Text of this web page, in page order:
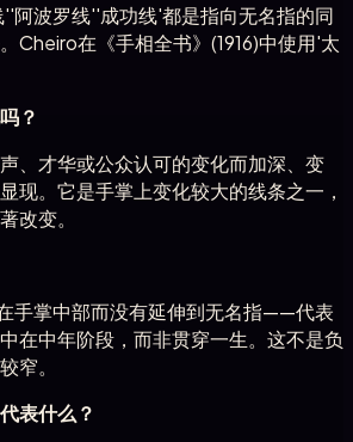
阿波罗线''成功线'都是指向无名指的同
Cheiro在《手相全书》(1916)中使用'太
？
、才华或公众认可的变化而加深、变
现。它是手掌上变化较大的线条之一，
改变。
手掌中部而没有延伸到无名指——代表
在中年阶段，而非贯穿一生。这不是负
窄。
表什么？